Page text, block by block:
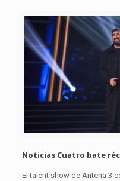
Noticias Cuatro bate
El talent show de Antena 3